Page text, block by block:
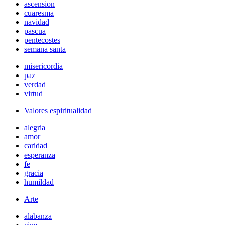
ascension
cuaresma
navidad
pascua
pentecostes
semana santa
misericordia
paz
verdad
virtud
Valores espiritualidad
alegria
amor
caridad
esperanza
fe
gracia
humildad
Arte
alabanza